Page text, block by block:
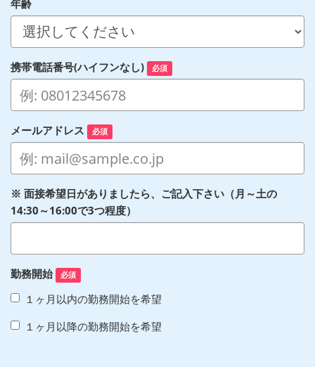
年齢
携帯電話番号(ハイフンなし) 必須
メールアドレス 必須
※ 面接希望日がありましたら、ご記入下さい（月～土の
14:30～16:00で3つ程度）
勤務開始 必須
１ヶ月以内の勤務開始を希望
１ヶ月以降の勤務開始を希望